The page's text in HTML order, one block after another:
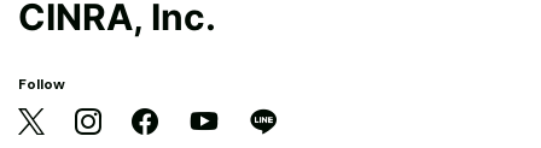
CINRA, Inc.
Follow